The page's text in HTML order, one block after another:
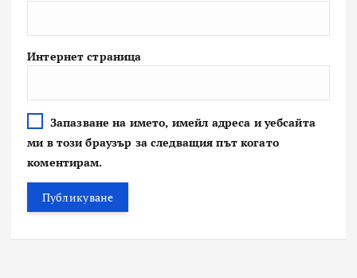
Интернет страница
Запазване на името, имейл адреса и уебсайта
ми в този браузър за следващия път когато
коментирам.